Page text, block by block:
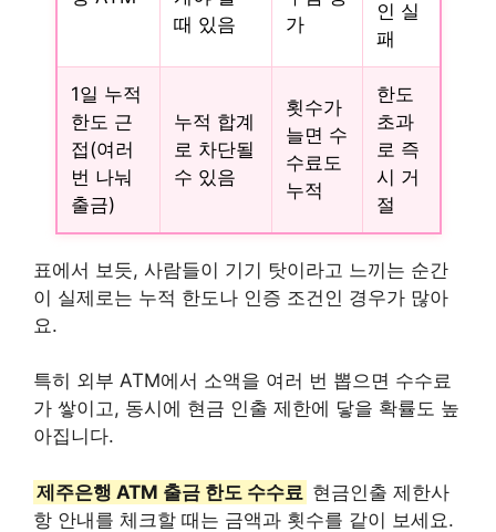
때 있음
가
인 실
패
1일 누적
한도 근
접(여러
번 나눠
출금)
누적 합계
로 차단될
수 있음
횟수가
늘면 수
수료도
누적
한도
초과
로 즉
시 거
절
표에서 보듯, 사람들이 기기 탓이라고 느끼는 순간
이 실제로는 누적 한도나 인증 조건인 경우가 많아
요.
특히 외부 ATM에서 소액을 여러 번 뽑으면 수수료
가 쌓이고, 동시에 현금 인출 제한에 닿을 확률도 높
아집니다.
제주은행 ATM 출금 한도 수수료 현금인출 제한사
항 안내를 체크할 때는 금액과 횟수를 같이 보세요.